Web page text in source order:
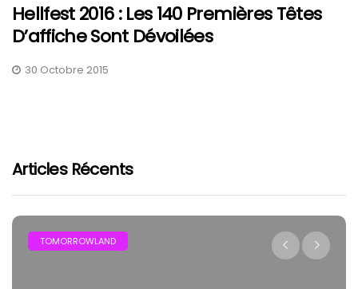
Hellfest 2016 : Les 140 Premières Têtes
D’affiche Sont Dévoilées
30 Octobre 2015
Articles Récents
TOMORROWLAND